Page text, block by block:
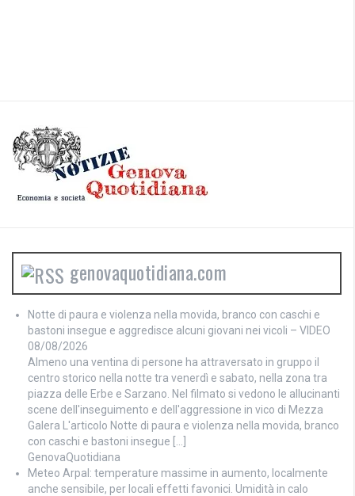
genovaquotidiana.com
Notte di paura e violenza nella movida, branco con caschi e
bastoni insegue e aggredisce alcuni giovani nei vicoli – VIDEO
08/08/2026
Almeno una ventina di persone ha attraversato in gruppo il
centro storico nella notte tra venerdì e sabato, nella zona tra
piazza delle Erbe e Sarzano. Nel filmato si vedono le allucinanti
scene dell'inseguimento e dell'aggressione in vico di Mezza
Galera L'articolo Notte di paura e violenza nella movida, branco
con caschi e bastoni insegue […]
GenovaQuotidiana
Meteo Arpal: temperature massime in aumento, localmente
anche sensibile, per locali effetti favonici. Umidità in calo